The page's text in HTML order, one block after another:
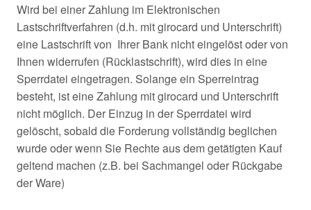
Wird bei einer Zahlung im Elektronischen
Lastschriftverfahren (d.h. mit girocard und Unterschrift)
eine Lastschrift von Ihrer Bank nicht eingelöst oder von
Ihnen widerrufen (Rücklastschrift), wird dies in eine
Sperrdatei eingetragen. Solange ein Sperreintrag
besteht, ist eine Zahlung mit girocard und Unterschrift
nicht möglich. Der Einzug in der Sperrdatei wird
gelöscht, sobald die Forderung vollständig beglichen
wurde oder wenn Sie Rechte aus dem getätigten Kauf
geltend machen (z.B. bei Sachmangel oder Rückgabe
der Ware)